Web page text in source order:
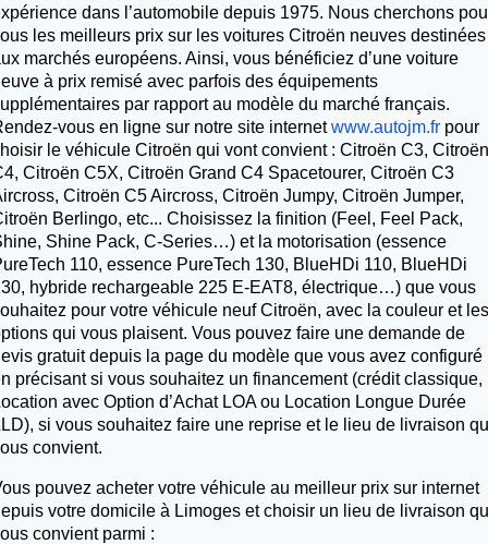
dans l’automobile depuis 1975. Nous cherchons
les meilleurs prix sur les voitures Citroën neuves destinées
marchés européens. Ainsi, vous bénéficiez d’une voiture
à prix remisé avec parfois des équipements
par rapport au modèle du marché français.
vous en ligne sur notre site internetwww.autojm.frpour
le véhicule Citroën qui vont convient : Citroën C3, Citroën
Citroën C5X, Citroën Grand C4 Spacetourer, Citroën C3
Citroën C5 Aircross, Citroën Jumpy, Citroën Jumper,
Berlingo, etc... Choisissez la finition (Feel, Feel Pack,
Shine Pack, C-Series…) et la motorisation (essence
110, essence PureTech 130, BlueHDi 110, BlueHDi
hybride rechargeable 225 E-EAT8, électrique…) que vous
pour votre véhicule neuf Citroën, avec la couleur et les
qui vous plaisent. Vous pouvez faire une demande de
gratuit depuis la page du modèle que vous avez configuré
précisant si vous souhaitez un financement (crédit classique,
avec Option d’Achat LOA ou Location Longue Durée
si vous souhaitez faire une reprise et le lieu de livraison
convient.
pouvez acheter votre véhicule au meilleur prix sur internet
votre domicile à Limoges et choisir un lieu de livraison
convient parmi :